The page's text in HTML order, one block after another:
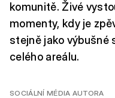
komunitě. Živé
momenty, kdy je
stejně jako výbušné
celého areálu.
SOCIÁLNÍ MÉDIA AUTORA